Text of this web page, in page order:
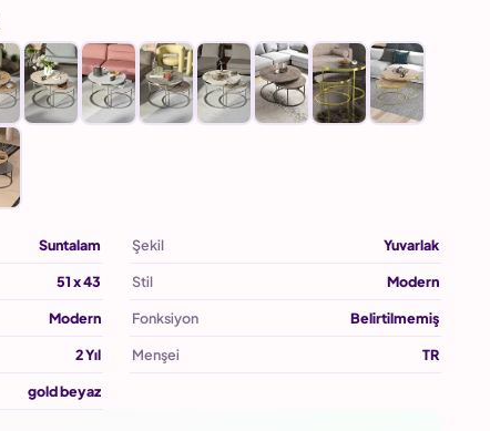
Suntalam Şekil Yuvarlak
51 x 43 Stil Modern
Modern Fonksiyon Belirtilmemiş
2 Yıl Menşei TR
gold beyaz